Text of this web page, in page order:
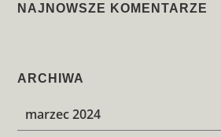
NAJNOWSZE KOMENTARZE
ARCHIWA
marzec 2024